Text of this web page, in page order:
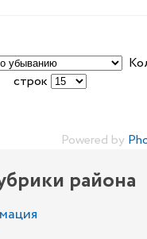
строк
Powered by
района